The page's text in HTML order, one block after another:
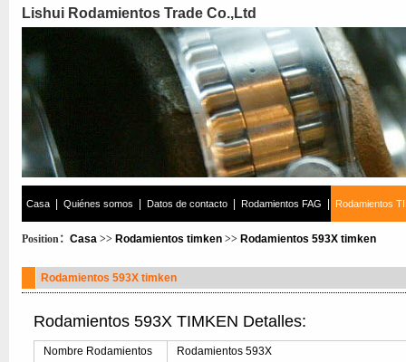
Lishui Rodamientos Trade Co.,Ltd
Casa Quiénes somos Datos de contacto Rodamientos FAG Rodamientos
Position： Casa >> Rodamientos timken >> Rodamientos 593X timken
Rodamientos 593X timken
Rodamientos 593X TIMKEN Detalles:
Nombre Rodamientos
Rodamientos 593X